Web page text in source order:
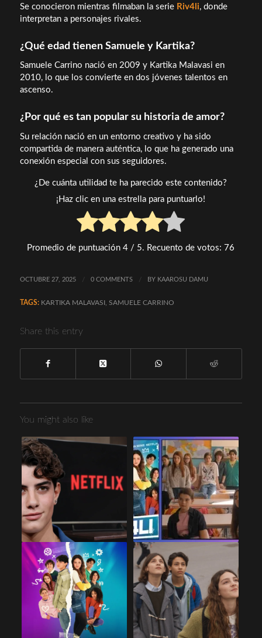
Se conocieron mientras filmaban la serie Riv4li, donde
interpretan a personajes rivales.
¿Qué edad tienen Samuele y Kartika?
Samuele Carrino nació en 2009 y Kartika Malavasi en
2010, lo que los convierte en dos jóvenes talentos en
ascenso.
¿Por qué es tan popular su historia de amor?
Su relación nació en un entorno creativo y ha sido
compartida de manera auténtica, lo que ha generado una
conexión especial con sus seguidores.
¿De cuánta utilidad te ha parecido este contenido?
¡Haz clic en una estrella para puntuarlo!
Promedio de puntuación4 / 5. Recuento de votos: 76
OCTUBRE 27, 2025 / 0 COMMENTS / BY KAAROSU DAMU
TAGS: KARTIKA MALAVASI , SAMUELE CARRINO
Share this entry
You might also like